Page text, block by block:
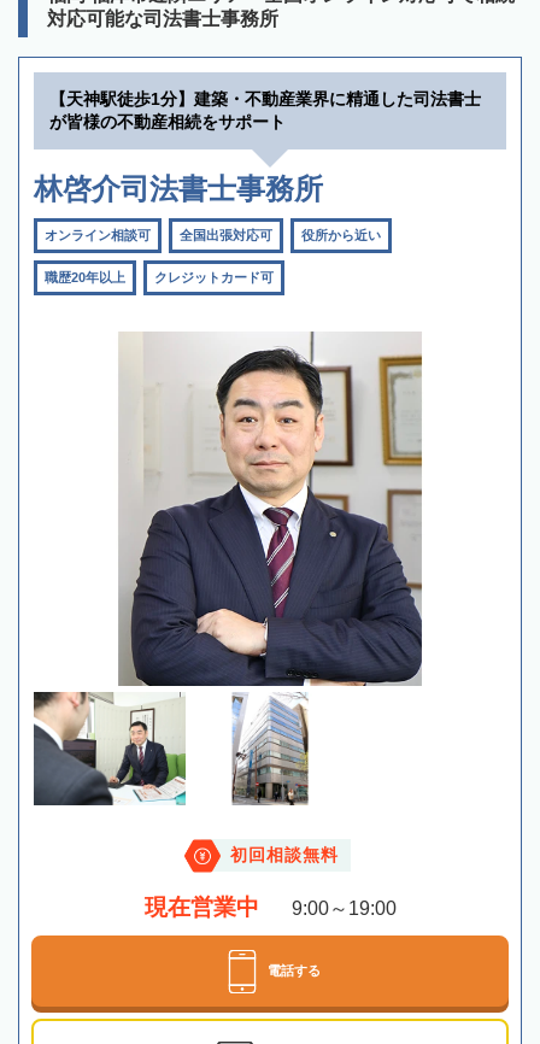
対応可能な司法書士事務所
【天神駅徒歩1分】建築・不動産業界に精通した司法書士
が皆様の不動産相続をサポート
林啓介司法書士事務所
オンライン相談可 全国出張対応可 役所から近い
職歴20年以上 クレジットカード可
初回相談無料
現在営業中 9:00～19:00
電話する